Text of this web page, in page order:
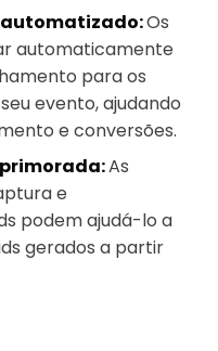
Os
automaticamente
para os
evento, ajudando
e conversões.
As
e
podem ajudá-lo a
gerados a partir